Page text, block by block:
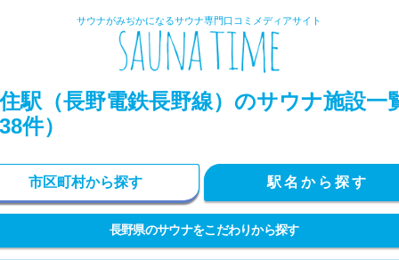
サウナがみぢかになるサウナ専門口コミメディアサイト
駅（長野電鉄長野線）のサウナ施設一
件）
市区町村から探す 駅名から探す
長野県のサウナをこだわりから探す